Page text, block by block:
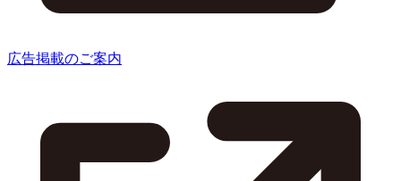
広告掲載のご案内